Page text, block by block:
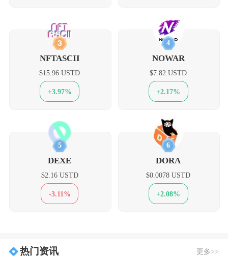
3
NFTASCII
$15.96 USTD
+3.97%
4
NOWAR
$7.82 USTD
+2.17%
5
DEXE
$2.16 USTD
-3.11%
6
DORA
$0.0078 USTD
+2.08%
热门资讯 更多>>